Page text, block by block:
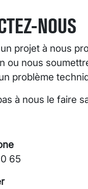
NOUS
projet à nous
ou nous
problème
à nous le faire
65